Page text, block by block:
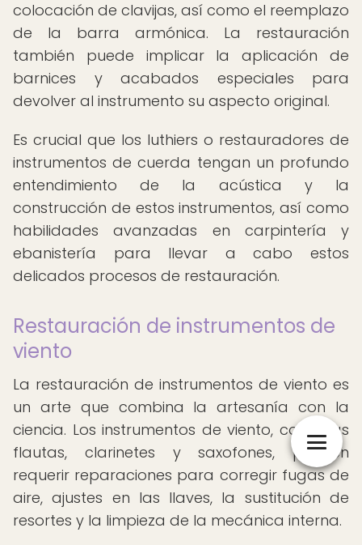
colocación de clavijas, así como el reemplazo
de la barra armónica. La restauración
también puede implicar la aplicación de
barnices y acabados especiales para
devolver al instrumento su aspecto original.
Es crucial que los luthiers o restauradores de
instrumentos de cuerda tengan un profundo
entendimiento de la acústica y la
construcción de estos instrumentos, así como
habilidades avanzadas en carpintería y
ebanistería para llevar a cabo estos
delicados procesos de restauración.
Restauración de instrumentos de
viento
La restauración de instrumentos de viento es
un arte que combina la artesanía con la
ciencia. Los instrumentos de viento, como las
flautas, clarinetes y saxofones, pueden
requerir reparaciones para corregir fugas de
aire, ajustes en las llaves, la sustitución de
resortes y la limpieza de la mecánica interna.